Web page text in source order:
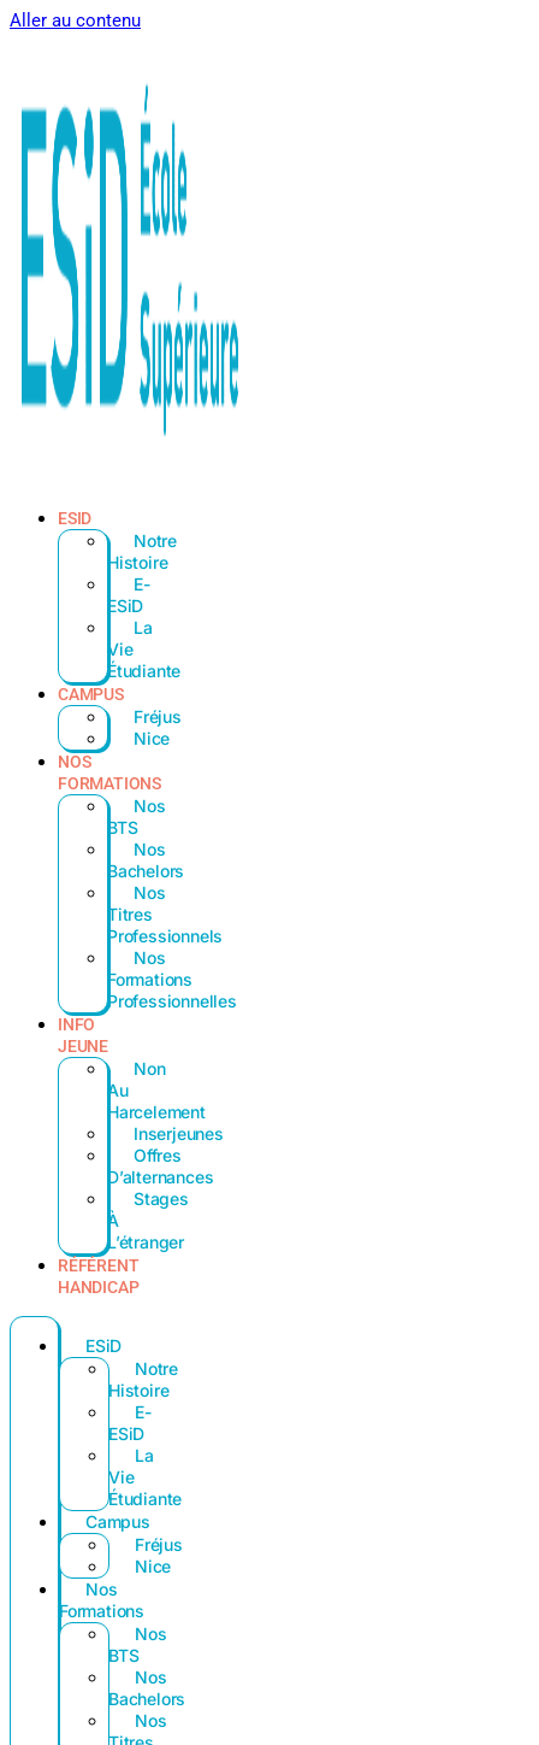
Aller au contenu
ESID
Notre
Histoire
E-
ESiD
La
Vie
Étudiante
CAMPUS
Fréjus
Nice
NOS
FORMATIONS
Nos
BTS
Nos
Bachelors
Nos
Titres
Professionnels
Nos
Formations
Professionnelles
INFO
JEUNE
Non
Au
Harcelement
Inserjeunes
Offres
D’alternances
Stages
À
L’étranger
RÉFÉRENT
HANDICAP
ESiD
Notre
Histoire
E-
ESiD
La
Vie
Étudiante
Campus
Fréjus
Nice
Nos
Formations
Nos
BTS
Nos
Bachelors
Nos